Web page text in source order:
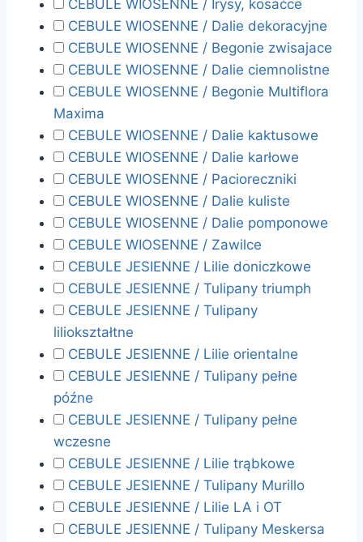
CEBULE WIOSENNE / Irysy, kosaćce
CEBULE WIOSENNE / Dalie dekoracyjne
CEBULE WIOSENNE / Begonie zwisajace
CEBULE WIOSENNE / Dalie ciemnolistne
CEBULE WIOSENNE / Begonie Multiflora
Maxima
CEBULE WIOSENNE / Dalie kaktusowe
CEBULE WIOSENNE / Dalie karłowe
CEBULE WIOSENNE / Pacioreczniki
CEBULE WIOSENNE / Dalie kuliste
CEBULE WIOSENNE / Dalie pomponowe
CEBULE WIOSENNE / Zawilce
CEBULE JESIENNE / Lilie doniczkowe
CEBULE JESIENNE / Tulipany triumph
CEBULE JESIENNE / Tulipany
liliokształtne
CEBULE JESIENNE / Lilie orientalne
CEBULE JESIENNE / Tulipany pełne
późne
CEBULE JESIENNE / Tulipany pełne
wczesne
CEBULE JESIENNE / Lilie trąbkowe
CEBULE JESIENNE / Tulipany Murillo
CEBULE JESIENNE / Lilie LA i OT
CEBULE JESIENNE / Tulipany Meskersa